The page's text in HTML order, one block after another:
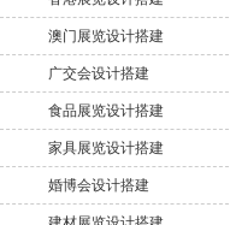
澳门展览设计搭建
广交会设计搭建
食品展览设计搭建
家具展览设计搭建
婚博会设计搭建